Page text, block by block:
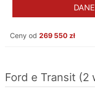
Ceny od 269 550 zł
Ford e Transit (2